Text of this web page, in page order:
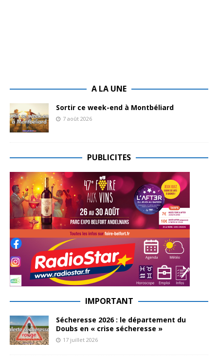
A LA UNE
Sortir ce week-end à Montbéliard
7 août 2026
PUBLICITES
IMPORTANT
Sécheresse 2026 : le département du
Doubs en « crise sécheresse »
17 juillet 2026